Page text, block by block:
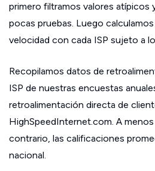
primero filtramos valores atípicos
pocas pruebas. Luego
velocidad con cada ISP sujeto a
Recopilamos datos de
ISP de nuestras encuestas
retroalimentación directa de
HighSpeedInternet.com. A
contrario, las calificaciones
nacional.